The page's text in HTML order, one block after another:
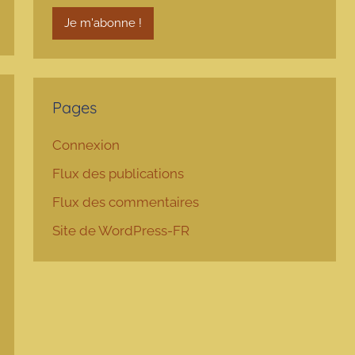
Pages
Connexion
Flux des publications
Flux des commentaires
Site de WordPress-FR